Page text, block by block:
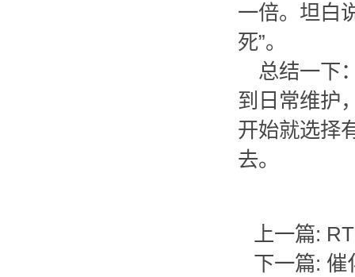
一倍。坦白
死”。
总结一下
到日常维护
开始就选择
去。
上一篇:
下一篇: 催